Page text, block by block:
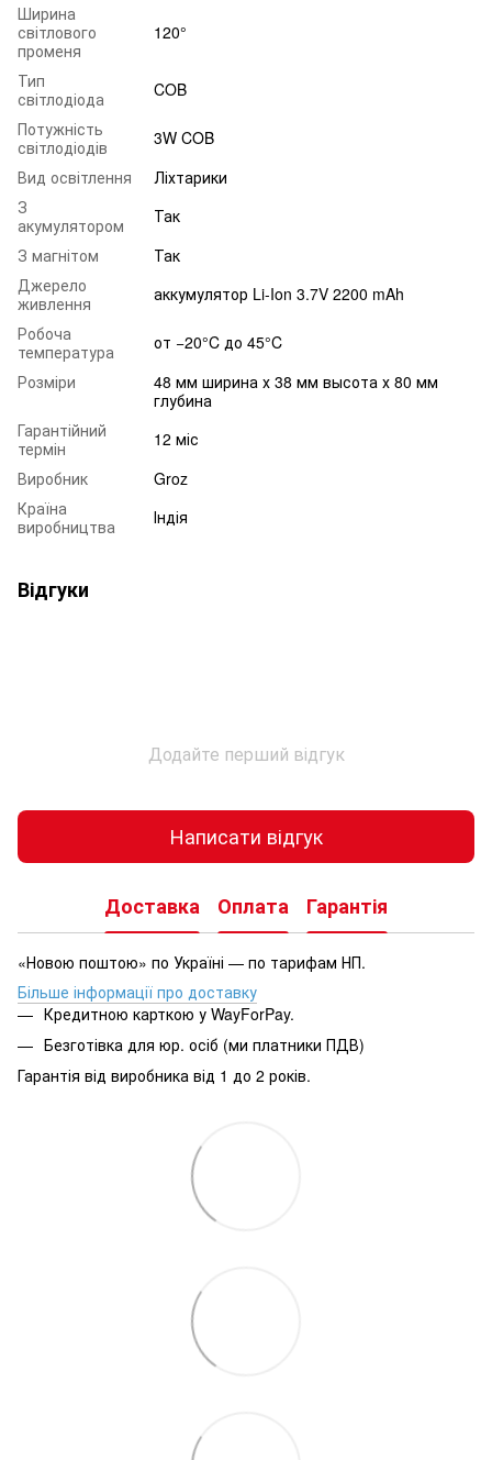
Ширина
світлового
променя
120°
Тип
світлодіода
COB
Потужність
світлодіодів
3W COB
Вид освітлення
Ліхтарики
З
акумулятором
Так
З магнітом
Так
Джерело
живлення
аккумулятор Li-Ion 3.7V 2200 mAh
Робоча
температура
от −20°C до 45°C
Розміри
48 мм ширина х 38 мм высота х 80 мм
глубина
Гарантійний
термін
12 міс
Виробник
Groz
Країна
виробництва
Індія
Відгуки
Додайте перший відгук
Написати відгук
Доставка Оплата Гарантія
«Новою поштою» по Україні — по тарифам НП.
Більше інформації про доставку
Кредитною карткою у WayForPay.
Безготівка для юр. осіб (ми платники ПДВ)
Гарантія від виробника від 1 до 2 років.